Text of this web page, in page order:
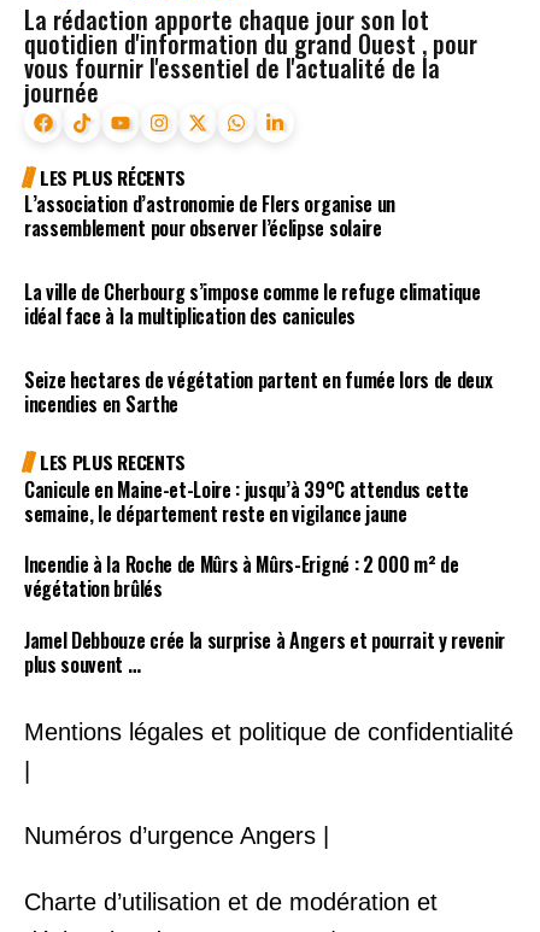
La rédaction apporte chaque jour son lot
quotidien d'information du grand Ouest , pour
vous fournir l'essentiel de l'actualité de la
journée
LES PLUS RÉCENTS
L’association d’astronomie de Flers organise un
rassemblement pour observer l’éclipse solaire
La ville de Cherbourg s’impose comme le refuge climatique
idéal face à la multiplication des canicules
Seize hectares de végétation partent en fumée lors de deux
incendies en Sarthe
LES PLUS RECENTS
Canicule en Maine-et-Loire : jusqu’à 39°C attendus cette
semaine, le département reste en vigilance jaune
Incendie à la Roche de Mûrs à Mûrs-Erigné : 2 000 m² de
végétation brûlés
Jamel Debbouze crée la surprise à Angers et pourrait y revenir
plus souvent …
Mentions légales et politique de confidentialité
Numéros d’urgence Angers |
Charte d’utilisation et de modération et